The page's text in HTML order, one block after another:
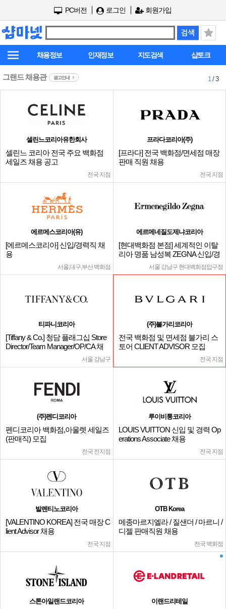
PC버전 로그인 회원가입
채용정보 인재정보 지도검색 샵토크
그랜드 채용관 광고안내 1/ 3
셀린느코리아유한회사
셀린느 코리아 전국 주요 백화점
세일즈 채용 공고
전국 지점
프라다코리아(주)
[프라다] 전국 백화점/면세점 매장
판매 직원 채용
전국 지점
에르메스코리아(유)
[에르메스코리아] 신입/경력직 채
용
서울,대구,부산 백화점
에르메네질도제냐코리아
[현대백화점 본점] 세계적인 이탈
리아 명품 남성복 ZEGNA 신입/경
서울 강남구 현대백화점압구정
티파니코리아
[Tiffany & Co.] 청담 플래그십 Store
Director/Team Manager/OP/CA 채
서울 강남구
(주)불가리코리아
전국 백화점 및 면세점 불가리 스
토어 CLIENT ADVISOR 모집
전국 지점
(주)펜디코리아
펜디코리아 백화점,아울렛 세일즈
(판매직) 모집
전국 전지점
루이비통코리아
LOUIS VUITTON 신입 및 경력 Op
erations Associate 채용
전국 지점
발렌티노코리아
[VALENTINO KOREA] 전국 매장 C
lient Advisor 채용
전국 지점
OTB Korea
메종마르지엘라 / 질샌더 / 마르니 /
디젤 판매직원 채용
전국 백화점
스톤아일랜드코리아 이랜드리테일